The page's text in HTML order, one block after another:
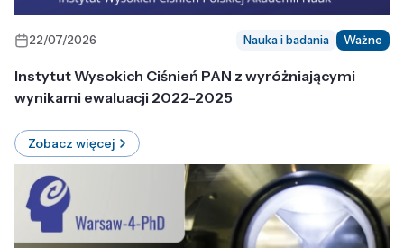
22/07/2026 Nauka i badania Ważne
Instytut Wysokich Ciśnień PAN z wyróżniającymi
wynikami ewaluacji 2022-2025
Zobacz więcej